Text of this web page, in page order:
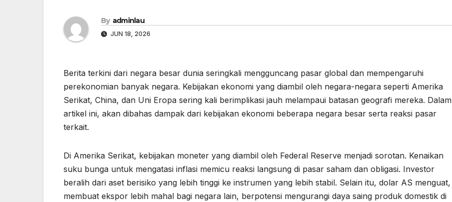
By adminlau
JUN 18, 2026
Berita terkini dari negara besar dunia seringkali mengguncang pasar global dan mempengaruhi
perekonomian banyak negara. Kebijakan ekonomi yang diambil oleh negara-negara seperti Amerika
Serikat, China, dan Uni Eropa sering kali berimplikasi jauh melampaui batasan geografi mereka. Dalam
artikel ini, akan dibahas dampak dari kebijakan ekonomi beberapa negara besar serta reaksi pasar
terkait.
Di Amerika Serikat, kebijakan moneter yang diambil oleh Federal Reserve menjadi sorotan. Kenaikan
suku bunga untuk mengatasi inflasi memicu reaksi langsung di pasar saham dan obligasi. Investor
beralih dari aset berisiko yang lebih tinggi ke instrumen yang lebih stabil. Selain itu, dolar AS menguat,
membuat ekspor lebih mahal bagi negara lain, berpotensi mengurangi daya saing produk domestik di